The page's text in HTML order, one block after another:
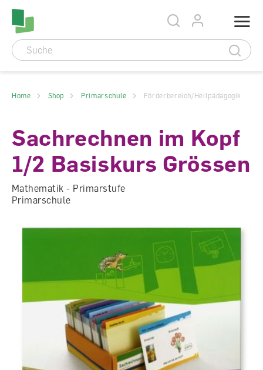
Accesskey Navigation
Seitenanfang
Direkt
Hauptnavigation
Direkt
zum
Hauptinhalt
Direkt
zum
Direkt
Home Shop Primarschule Förderbereich/Heilpädagogik
Sachrechnen im Kopf
1/2 Basiskurs Grössen
Mathematik - Primarstufe
Primarschule